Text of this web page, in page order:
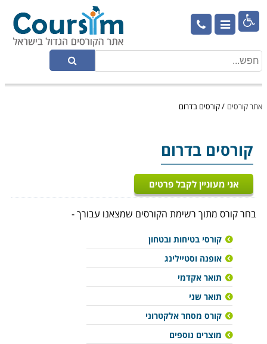

אתר קורסים /קורסים בדרום
קורסים בדרום
אני מעוניין לקבל פרטים
בחר קורס מתוך רשימת הקורסים שמצאנו עבורך -
קורסי בטיחות ובטחון
אופנה וסטיילינג
תואר אקדמי
תואר שני
קורס מסחר אלקטרוני
מוצרים נוספים